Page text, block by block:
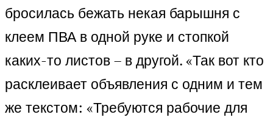
бросилась бежать некая барышня с
клеем ПВА в одной руке и стопкой
каких-то листов – в другой. «Так вот кто
расклеивает объявления с одним и тем
же текстом: «Требуются рабочие для